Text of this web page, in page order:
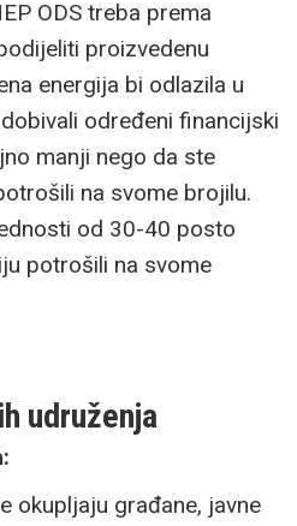
ODS treba prema
proizvedenu
energija bi odlazila u
određeni financijski
manji nego da ste
na svome brojilu.
od 30-40 posto
potrošili na svome
udruženja
okupljaju građane, javne